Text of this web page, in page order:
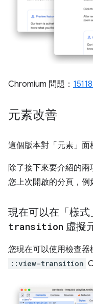
Chromium 問題：
元素改善
這個版本對「元素」 面
除了接下來要介紹的兩
您上次開啟的分頁，例
現在可以在「樣式
transition 虛擬
您現在可以使用檢查器
::view-transition